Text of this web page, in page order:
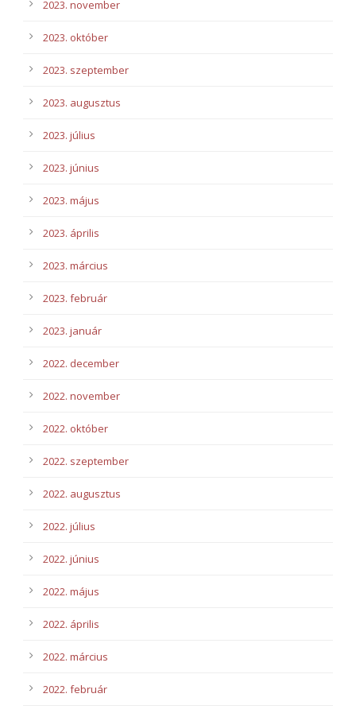
2023. november
2023. október
2023. szeptember
2023. augusztus
2023. július
2023. június
2023. május
2023. április
2023. március
2023. február
2023. január
2022. december
2022. november
2022. október
2022. szeptember
2022. augusztus
2022. július
2022. június
2022. május
2022. április
2022. március
2022. február